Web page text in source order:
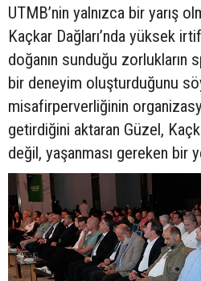
UTMB’nin yalnızca bir yarış
Kaçkar Dağları’nda yüksek
doğanın sunduğu zorlukların
bir deneyim oluşturduğunu
misafirperverliğinin
getirdiğini aktaran Güzel,
değil, yaşanması gereken bir